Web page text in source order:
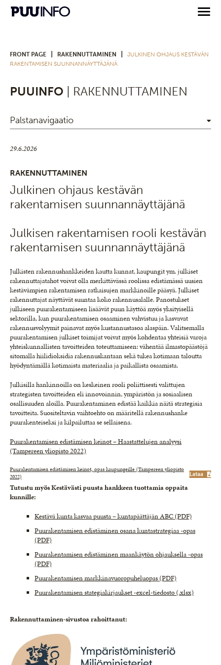
FRONT PAGE RAKENNUTTAMINEN
JULKINEN OHJAUS KESTÄVÄN
RAKENTAMISEN SUUNNANNÄYTTÄJÄNÄ
PUUINFO | RAKENNUTTAMINEN
Palstanavigaatio
29.6.2026
RAKENNUTTAMINEN
Julkinen ohjaus kestävän
rakentamisen suunnannäyttäjänä
Julkisen rakentamisen rooli kestävän
rakentamisen suunnannäyttäjänä
Julkisten rakennushankkeiden kautta kunnat, kaupungit ym. julkiset
rakennuttajatahot voivat olla merkittävässä roolissa edistämässä uusien
kestävämpien rakentamisen ratkaisujen markkinoille pääsyä. Julkiset
rakennuttajat näyttävät suuntaa koko rakennusalalle. Panostukset
julkiseen puurakentamiseen lisäävät puun käyttöä myös yksityisellä
sektorilla, kun puurakentamisen osaaminen vahvistuu ja kasvavat
rakennusvolyymit painavat myös kustannustasoa alaspäin. Valitsemalla
puurakentamisen julkiset toimijat voivat myös kohdentaa yhteisiä varoja
yhteiskunnallisten tavoitteiden toteuttamiseen: vähentää ilmastopäästöjä
sitomalla hiilidioksidia rakennuskantaan sekä tukea kotimaan taloutta
hyödyntämällä kotimaista materiaalia ja paikallista osaamista.
Julkisilla hankinnoilla on keskeinen rooli poliittisesti valittujen
strategisten tavoitteiden eli innovoinnin, ympäristön ja sosiaalisen
osallisuuden aloilla. Puurakentaminen edistää kaikkia näitä strategisia
tavoitteita. Suositeltavin vaihtoehto on määritellä rakennushanke
puurakenteiseksi ja kilpailuttaa se sellaisena.
Puurakentamisen edistämisen keinot – Haastattelujen analyysi
(Tampereen yliopisto 2022)
Puurakentamisen edistämisen keinot, opas kaupungeille (Tampereen yliopisto
2022)
Lataa
Tutustu myös Kestävästi puusta hankkeen tuottamia oppaita
kunnille:
Kestävä kunta kasvaa puusta – kuntapäättäjän ABC (PDF)
Puurakentamisen edistäminen osana kuntastrategiaa -opas
(PDF)
Puurakentamisen edistäminen maankäytön ohjauksella -opas
(PDF)
Puurakentamisen markkinavuoropuheluopas (PDF)
Puurakentamisen stategiakirjaukset -excel-tiedosto (.xlsx)
Rakennuttaminen-sivustoa rahoittanut: